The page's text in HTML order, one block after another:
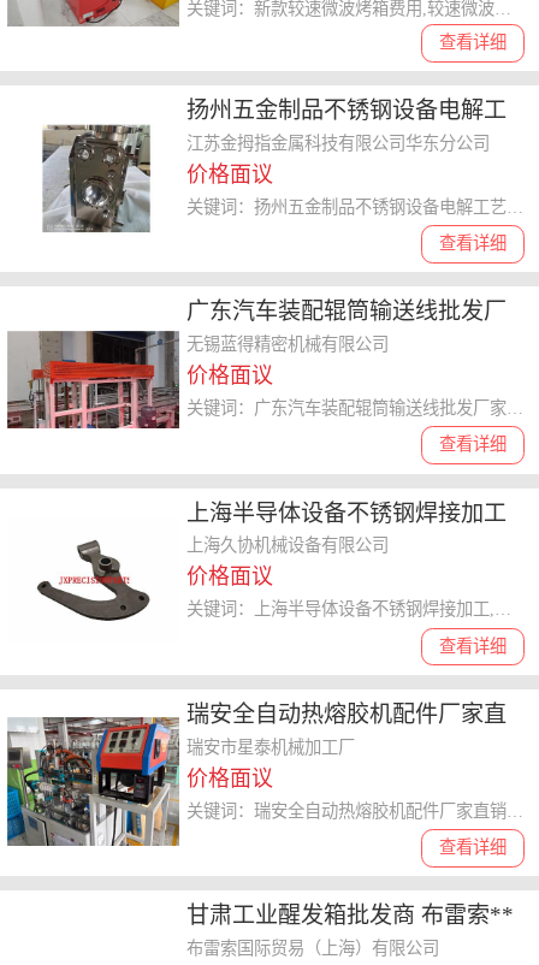
查看详细
扬州五金制品不锈钢设备电解工
艺 江苏金拇指金属供应
江苏金拇指金属科技有限公司华东分公司
价格面议
查看详细
广东汽车装配辊筒输送线批发厂
家 无锡市蓝得精密机械供应
无锡蓝得精密机械有限公司
价格面议
查看详细
上海半导体设备不锈钢焊接加工
来电咨询 上海久协机械设备供应
上海久协机械设备有限公司
价格面议
查看详细
关键词：上海半导体设备不锈钢焊接加工,不锈钢焊接加工
瑞安全自动热熔胶机配件厂家直
销 星泰机械供应
瑞安市星泰机械加工厂
价格面议
查看详细
甘肃工业醒发箱批发商 布雷索**
贸易供应
布雷索国际贸易（上海）有限公司